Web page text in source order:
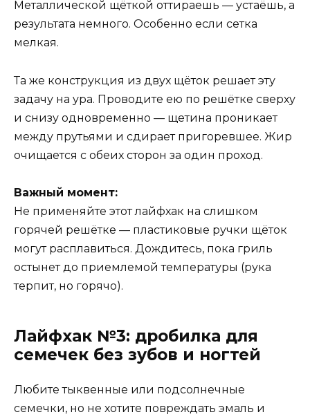
Металлической щёткой оттираешь — устаёшь, а
результата немного. Особенно если сетка
мелкая.
Та же конструкция из двух щёток решает эту
задачу на ура. Проводите ею по решётке сверху
и снизу одновременно — щетина проникает
между прутьями и сдирает пригоревшее. Жир
очищается с обеих сторон за один проход.
Важный момент:
Не применяйте этот лайфхак на слишком
горячей решётке — пластиковые ручки щёток
могут расплавиться. Дождитесь, пока гриль
остынет до приемлемой температуры (рука
терпит, но горячо).
Лайфхак №3: дробилка для
семечек без зубов и ногтей
Любите тыквенные или подсолнечные
семечки, но не хотите повреждать эмаль и